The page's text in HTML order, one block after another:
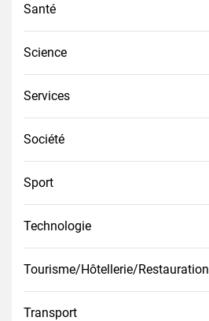
Santé
Science
Services
Société
Sport
Technologie
Tourisme/Hôtellerie/Restauration
Transport